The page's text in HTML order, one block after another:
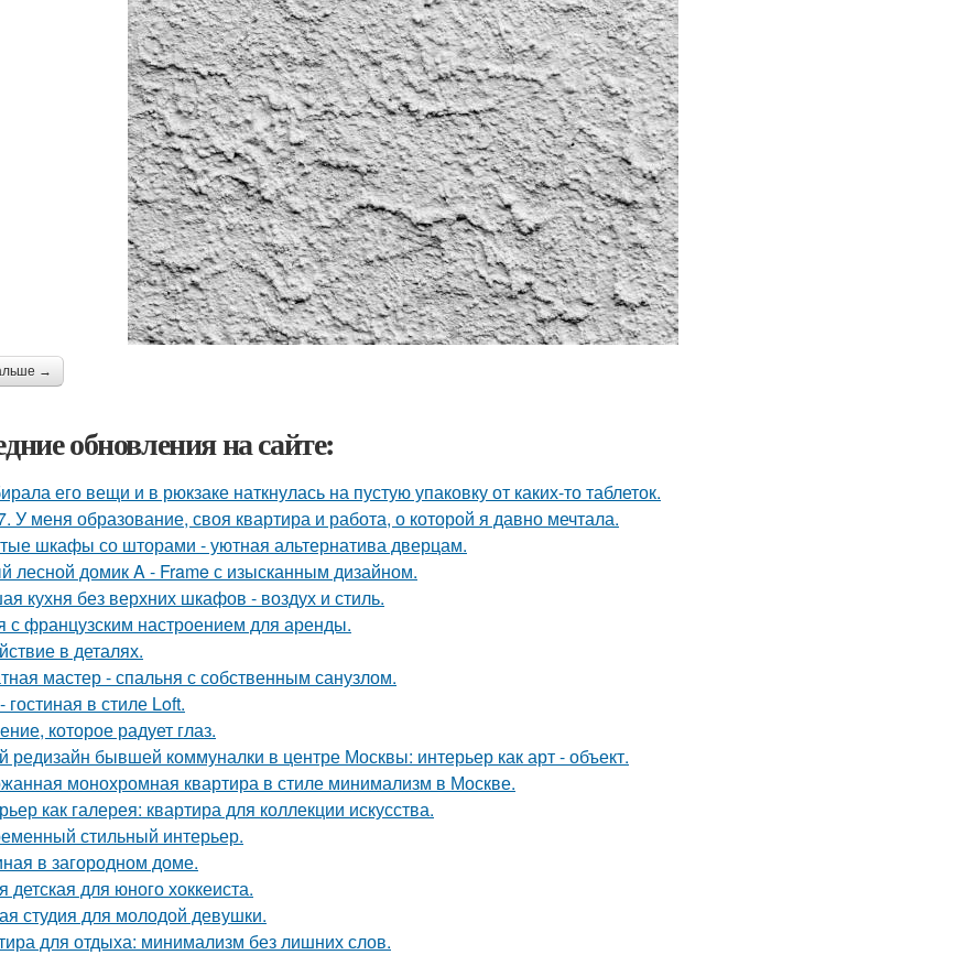
→
обновления на сайте:
его вещи и в рюкзаке наткнулась на пустую упаковку от каких-то таблеток.
У меня образование, своя квартира и работа, о которой я давно мечтала.
шкафы со шторами - уютная альтернатива дверцам.
лесной домик A - Frame с изысканным дизайном.
кухня без верхних шкафов - воздух и стиль.
с французским настроением для аренды.
в деталях.
мастер - спальня с собственным санузлом.
гостиная в стиле Loft.
которое радует глаз.
редизайн бывшей коммуналки в центре Москвы: интерьер как арт - объект.
монохромная квартира в стиле минимализм в Москве.
как галерея: квартира для коллекции искусства.
стильный интерьер.
в загородном доме.
детская для юного хоккеиста.
студия для молодой девушки.
для отдыха: минимализм без лишних слов.